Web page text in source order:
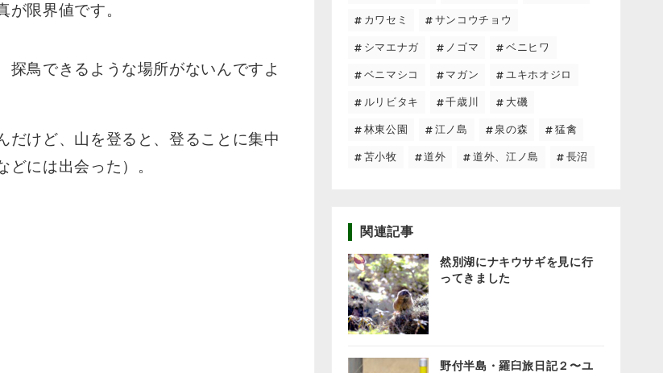
限界値です。
鳥できるような場所がないんですよ
だけど、山を登ると、登ることに集中
には出会った）。
カワセミ サンコウチョウ
シマエナガ ノゴマ ベニヒワ
ベニマシコ マガン ユキホオジロ
ルリビタキ 千歳川 大磯
林東公園 江ノ島 泉の森 猛禽
苫小牧 道外 道外、江ノ島 長沼
関連記事
然別湖にナキウサギを見に行
ってきました
野付半島・羅臼旅日記２〜ユ